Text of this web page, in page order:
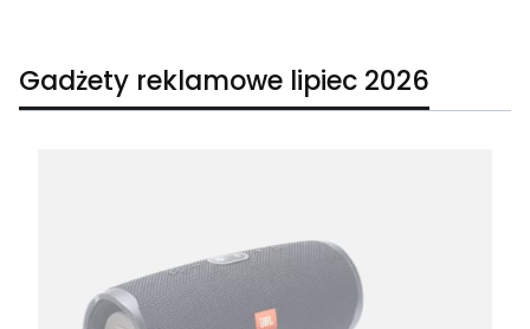
Gadżety reklamowe lipiec 2026